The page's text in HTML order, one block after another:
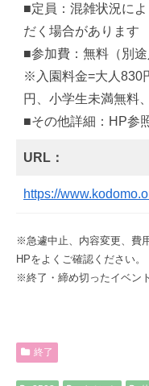
■定員：混雑状況に
だく場合があります
■参加費：無料（別途
※入園料金=大人830
円、小学生未満無料
■その他詳細：HP参
URL：
https://
※急遽中止、内容変更、費
HPをよくご確認ください。
※終了・締め切ったイベン
終了